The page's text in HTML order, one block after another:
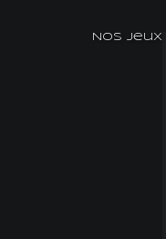
Nos jeux